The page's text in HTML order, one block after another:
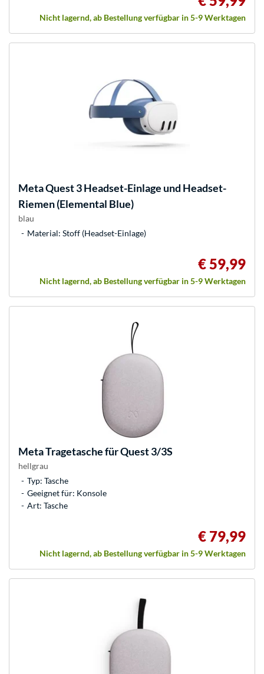
Nicht lagernd, ab Bestellung verfügbar in 5-9 Werktagen
MetaQuest 3 Headset-Einlage und Headset-
Riemen (Elemental Blue)
blau
Material: Stoff (Headset-Einlage)
€ 59,99
Nicht lagernd, ab Bestellung verfügbar in 5-9 Werktagen
MetaTragetasche für Quest 3/3S
hellgrau
Typ: Tasche
Geeignet für: Konsole
Art: Tasche
€ 79,99
Nicht lagernd, ab Bestellung verfügbar in 5-9 Werktagen